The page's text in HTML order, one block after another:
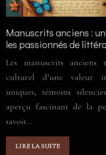
Manuscrits anciens :
les passionnés de
Les manuscrits anciens
culturel d’une valeur
uniques, témoins
aperçu fascinant de la
savoir…
LIRE LA SUITE